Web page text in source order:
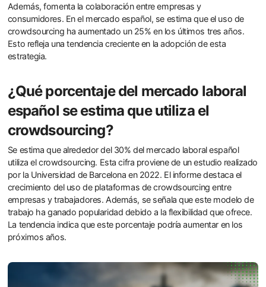
Además, fomenta la colaboración entre empresas y
consumidores. En el mercado español, se estima que el uso de
crowdsourcing ha aumentado un 25% en los últimos tres años.
Esto refleja una tendencia creciente en la adopción de esta
estrategia.
¿Qué porcentaje del mercado laboral
español se estima que utiliza el
crowdsourcing?
Se estima que alrededor del 30% del mercado laboral español
utiliza el crowdsourcing. Esta cifra proviene de un estudio realizado
por la Universidad de Barcelona en 2022. El informe destaca el
crecimiento del uso de plataformas de crowdsourcing entre
empresas y trabajadores. Además, se señala que este modelo de
trabajo ha ganado popularidad debido a la flexibilidad que ofrece.
La tendencia indica que este porcentaje podría aumentar en los
próximos años.